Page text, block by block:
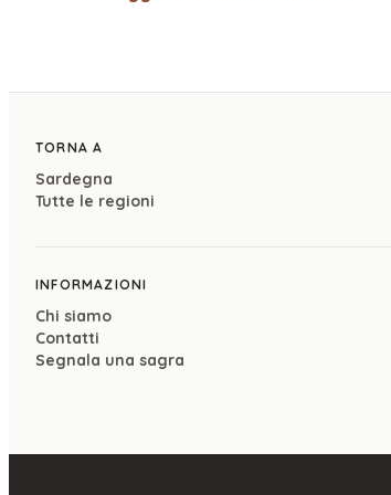
TORNA A
Sardegna
Tutte le regioni
INFORMAZIONI
Chi siamo
Contatti
Segnala una sagra